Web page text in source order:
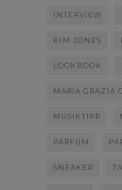
INTERVIEW
KIM JONES
LOOKBOOK
MARIA GRAZIA
MUSIKTIPP
PARFUM
SNEAKER